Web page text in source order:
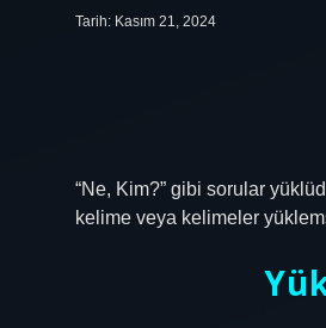
Tarih: Kasım 21, 2024
“Ne, Kim?” gibi sorular
kelime veya kelimeler